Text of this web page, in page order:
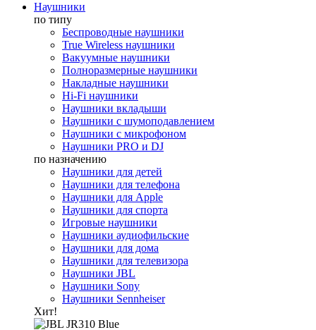
Наушники
по типу
Беспроводные наушники
True Wireless наушники
Вакуумные наушники
Полноразмерные наушники
Накладные наушники
Hi-Fi наушники
Наушники вкладыши
Наушники с шумоподавлением
Наушники с микрофоном
Наушники PRO и DJ
по назначению
Наушники для детей
Наушники для телефона
Наушники для Apple
Наушники для спорта
Игровые наушники
Наушники аудиофильские
Наушники для дома
Наушники для телевизора
Наушники JBL
Наушники Sony
Наушники Sennheiser
Хит!